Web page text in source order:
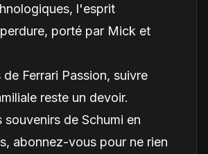
l'esprit
porté par Mick et
de Ferrari Passion, suivre
reste un devoir.
souvenirs de Schumi en
abonnez-vous pour ne rien